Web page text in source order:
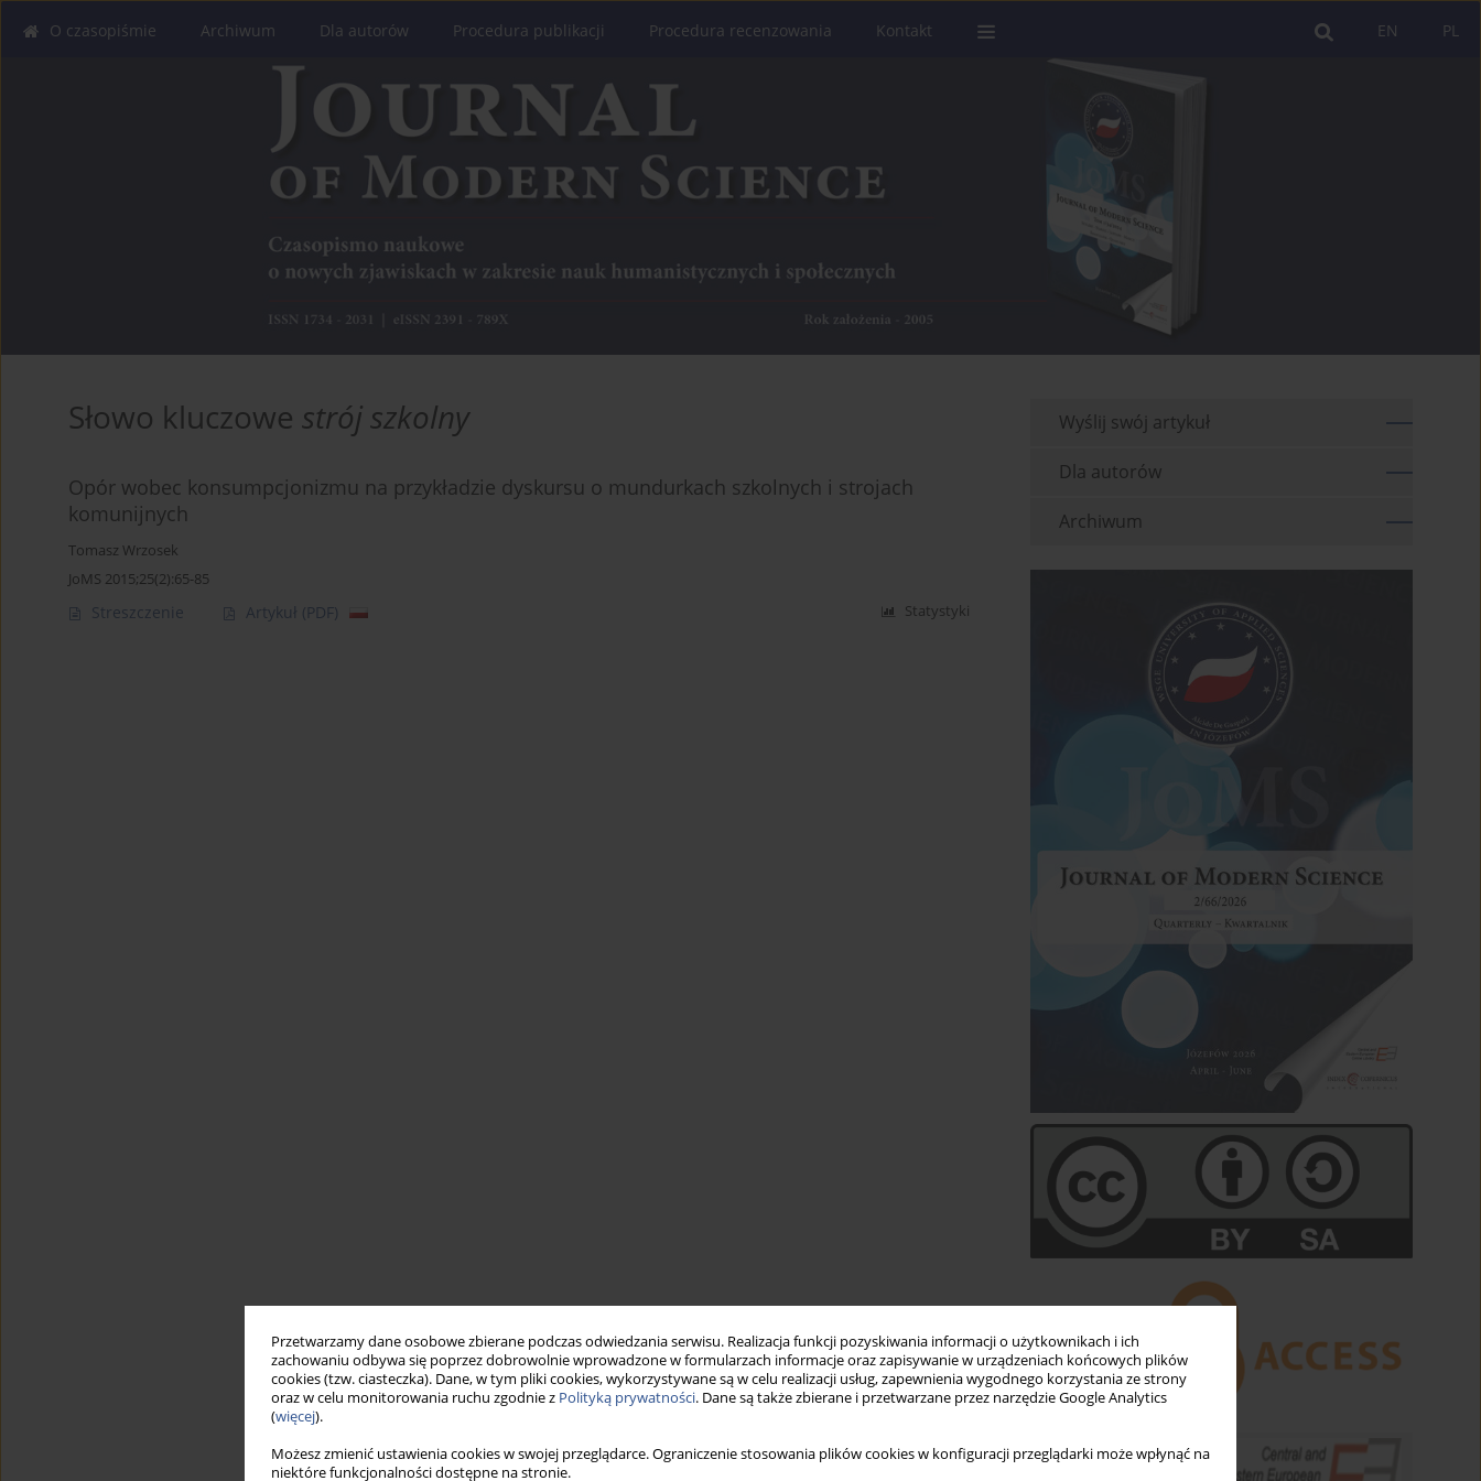
Przetwarzamy dane osobowe zbierane podczas odwiedzania serwisu. Realizacja funkcji pozyskiwania informacji o użytkownikach i ich
zachowaniu odbywa się poprzez dobrowolnie wprowadzone w formularzach informacje oraz zapisywanie w urządzeniach końcowych plików
cookies (tzw. ciasteczka). Dane, w tym pliki cookies, wykorzystywane są w celu realizacji usług, zapewnienia wygodnego korzystania ze strony
oraz w celu monitorowania ruchu zgodnie z Polityką prywatności. Dane są także zbierane i przetwarzane przez narzędzie Google Analytics
(więcej).
Możesz zmienić ustawienia cookies w swojej przeglądarce. Ograniczenie stosowania plików cookies w konfiguracji przeglądarki może wpłynąć na
niektóre funkcjonalności dostępne na stronie.
PL
EN
O czasopiśmie Archiwum Dla autorów Procedura publikacji Procedura recenzowania Kontakt
Słowo kluczowe strój szkolny
Opór wobec konsumpcjonizmu na przykładzie dyskursu o mundurkach szkolnych i strojach
komunijnych
Tomasz Wrzosek
JoMS 2015;25(2):65-85
Streszczenie Artykuł (PDF) Statystyki
Wyślij swój artykuł
Dla autorów
Archiwum